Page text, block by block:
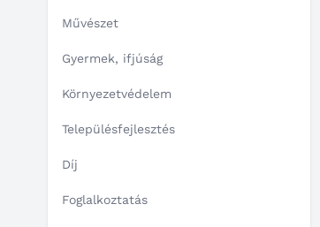
Művészet
Gyermek, ifjúság
Környezetvédelem
Településfejlesztés
Díj
Foglalkoztatás